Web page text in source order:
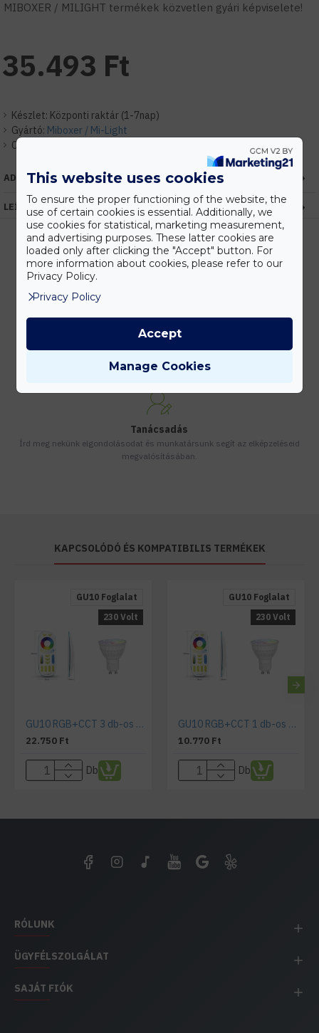
MIBOXER / MILIGHT termékek közvetlen gyári képviselete!
Készlet: Központi raktár (1-7nap)
Gyártó: Miboxer / Mi-Light
Cikkszám:
35.493 Ft
ADATOK
LEÍRÁS
Gyors kiszállítás
Készleten lévő termékeinket akár 24 órán belül megkaphatod!
Tanácsadás
Írd meg nekünk elgondolásodat és munkatársunk segít az elképzeléseid
megvalósításában.
KAPCSOLÓDÓ ÉS KOMPATIBILIS TERMÉKEK
GU10 Foglalat
230 Volt
GU10 RGB+CCT 3 db-os smart izzó szett távirányítóval
22.750 Ft
Db
GU10 Foglalat
230 Volt
GU10 RGB+CCT 1 db-os smart izzó szett távirányítóval
10.770 Ft
Db
RÓLUNK
ÜGYFÉLSZOLGÁLAT
SAJÁT FIÓK
This website uses cookies
To ensure the proper functioning of the website, the
use of certain cookies is essential. Additionally, we
use cookies for statistical, marketing measurement,
and advertising purposes. These latter cookies are
loaded only after clicking the "Accept" button. For
more information about cookies, please refer to our
Privacy Policy.
Privacy Policy
Manage Cookies
Accept